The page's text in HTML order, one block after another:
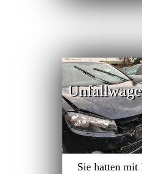
Sie hatten